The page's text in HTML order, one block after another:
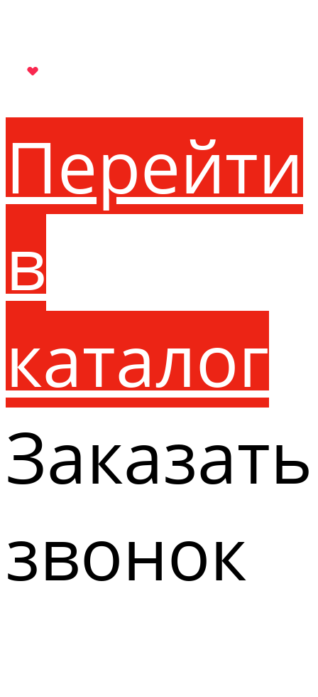
Перейти
в
каталог
Заказать
звонок